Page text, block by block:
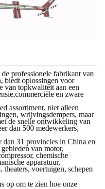
de professionele fabrikant van
biedt oplossingen voor
van topkwaliteit aan een
en zware
assortiment, niet alleen
wrijvingsdempers, maar
de snelle ontwikkeling van
dan 500 medewerkers,
31 provincies in China en
van motor,
chemische
apparatuur,
theaters, voertuigen, schepen
op om te zien hoe onze